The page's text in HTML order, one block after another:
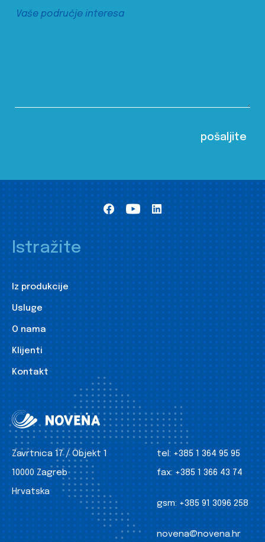
Istražite
Iz produkcije
Usluge
O nama
Klijenti
Kontakt
Zavrtnica 17 / Objekt 1
10000 Zagreb
Hrvatska
tel: +385 1 364 95 95
fax: +385 1 366 43 74
gsm: +385 91 3096 258
novena@novena.hr